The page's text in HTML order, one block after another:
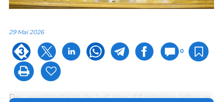
29 Mai 2026
0
Des représentants de huit pays d’Amérique latine se